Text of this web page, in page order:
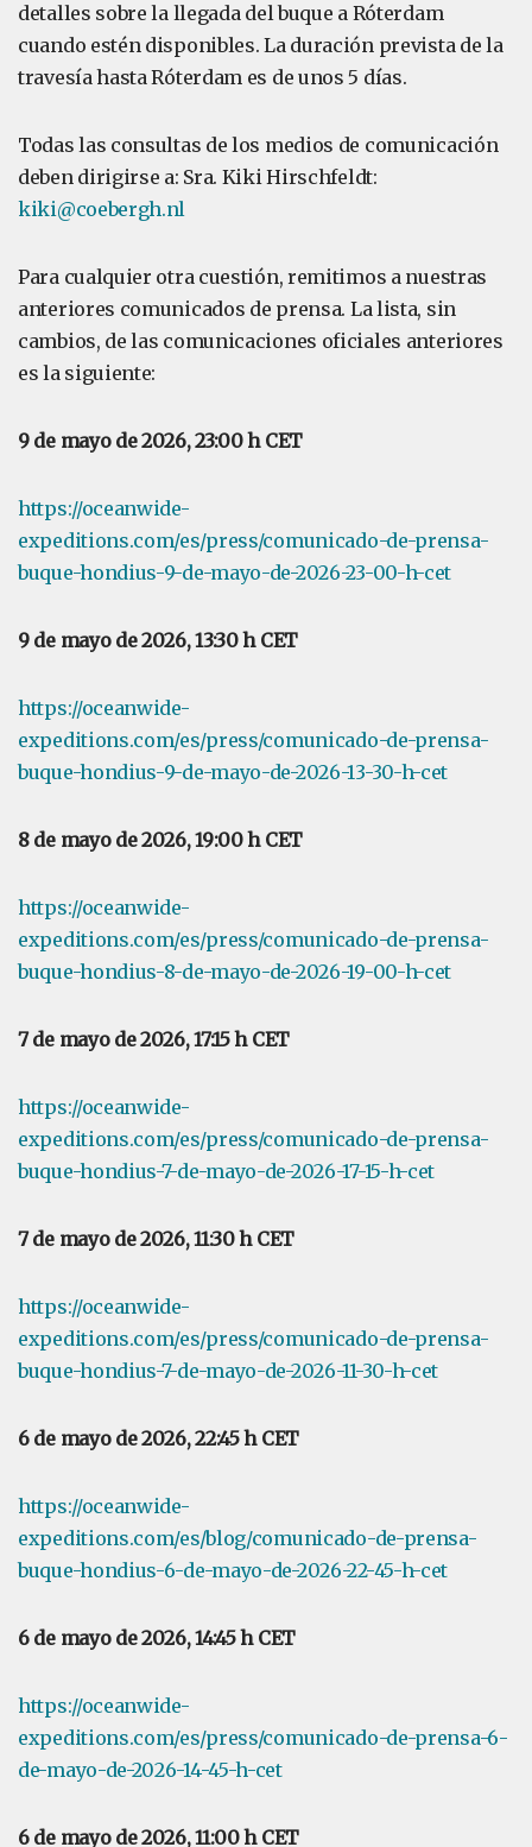
detalles sobre la llegada del buque a Róterdam
cuando estén disponibles. La duración prevista de la
travesía hasta Róterdam es de unos 5 días.
Todas las consultas de los medios de comunicación
deben dirigirse a: Sra. Kiki Hirschfeldt:
kiki@coebergh.nl
Para cualquier otra cuestión, remitimos a nuestras
anteriores comunicados de prensa. La lista, sin
cambios, de las comunicaciones oficiales anteriores
es la siguiente:
9 de mayo de 2026, 23:00 h CET
https://oceanwide-
expeditions.com/es/press/comunicado-de-prensa-
buque-hondius-9-de-mayo-de-2026-23-00-h-cet
9 de mayo de 2026, 13:30 h CET
https://oceanwide-
expeditions.com/es/press/comunicado-de-prensa-
buque-hondius-9-de-mayo-de-2026-13-30-h-cet
8 de mayo de 2026, 19:00 h CET
https://oceanwide-
expeditions.com/es/press/comunicado-de-prensa-
buque-hondius-8-de-mayo-de-2026-19-00-h-cet
7 de mayo de 2026, 17:15 h CET
https://oceanwide-
expeditions.com/es/press/comunicado-de-prensa-
buque-hondius-7-de-mayo-de-2026-17-15-h-cet
7 de mayo de 2026, 11:30 h CET
https://oceanwide-
expeditions.com/es/press/comunicado-de-prensa-
buque-hondius-7-de-mayo-de-2026-11-30-h-cet
6 de mayo de 2026, 22:45 h CET
https://oceanwide-
expeditions.com/es/blog/comunicado-de-prensa-
buque-hondius-6-de-mayo-de-2026-22-45-h-cet
6 de mayo de 2026, 14:45 h CET
https://oceanwide-
expeditions.com/es/press/comunicado-de-prensa-6-
de-mayo-de-2026-14-45-h-cet
6 de mayo de 2026, 11:00 h CET